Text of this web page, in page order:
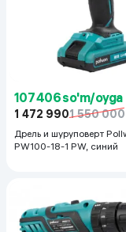
107 406 so'm/oyga
1 472 9901 550 000
Дрель и шуруповерт
PW100-18-1 PW, синий